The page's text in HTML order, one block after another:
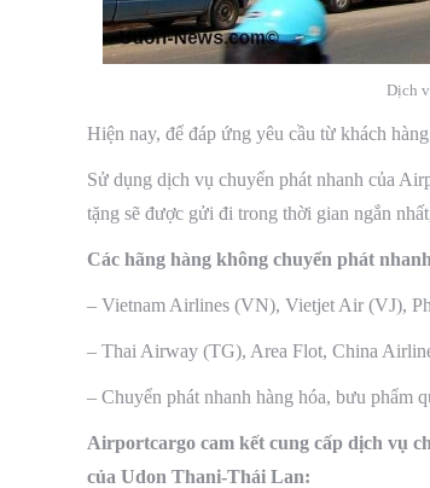
Dịch
Hiện nay, để đáp ứng yêu cầu từ khách
Sử dụng dịch vụ chuyển phát nhanh của
tặng sẽ được gửi đi trong thời gian ngắn
Các hãng hàng không chuyển phát
– Vietnam Airlines (VN), Vietjet Air (VJ),
– Thai Airway (TG), Area Flot, China
– Chuyển phát nhanh hàng hóa, bưu phẩm
Airportcargo cam kết cung cấp dịch vụ
của Udon Thani-Thái Lan: